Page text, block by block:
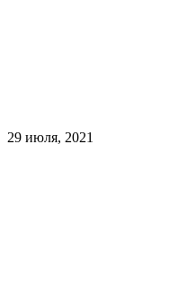
29 июля, 2021